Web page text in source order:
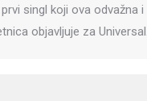
singl koji ova odvažna i
objavljuje za Universal…